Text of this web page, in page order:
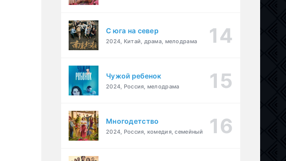
С юга на север
2024, Китай, драма, мелодрама
Чужой ребенок
2024, Россия, мелодрама
Многодетство
2024, Россия, комедия, семейный